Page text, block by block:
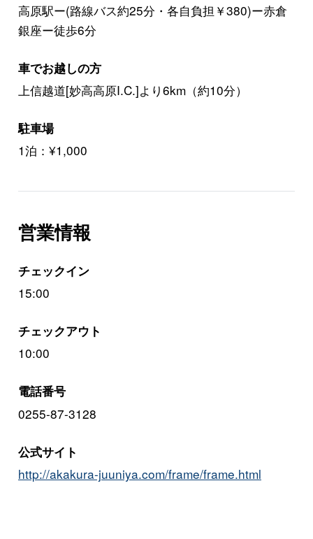
高原駅ー(路線バス約25分・各自負担￥380)ー赤倉
銀座ー徒歩6分
車でお越しの方
上信越道[妙高高原I.C.]より6km（約10分）
駐車場
1泊：¥1,000
営業情報
チェックイン
15:00
チェックアウト
10:00
電話番号
0255-87-3128
公式サイト
http://akakura-juuniya.com/frame/frame.html